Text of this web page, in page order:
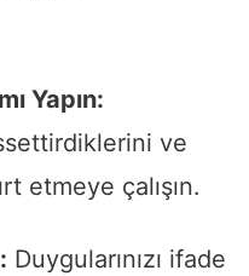
Yapın:
ve
etmeye çalışın.
Duygularınızı ifade